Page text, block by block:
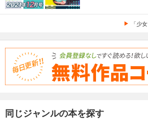
「少
同じジャンルの本を探す